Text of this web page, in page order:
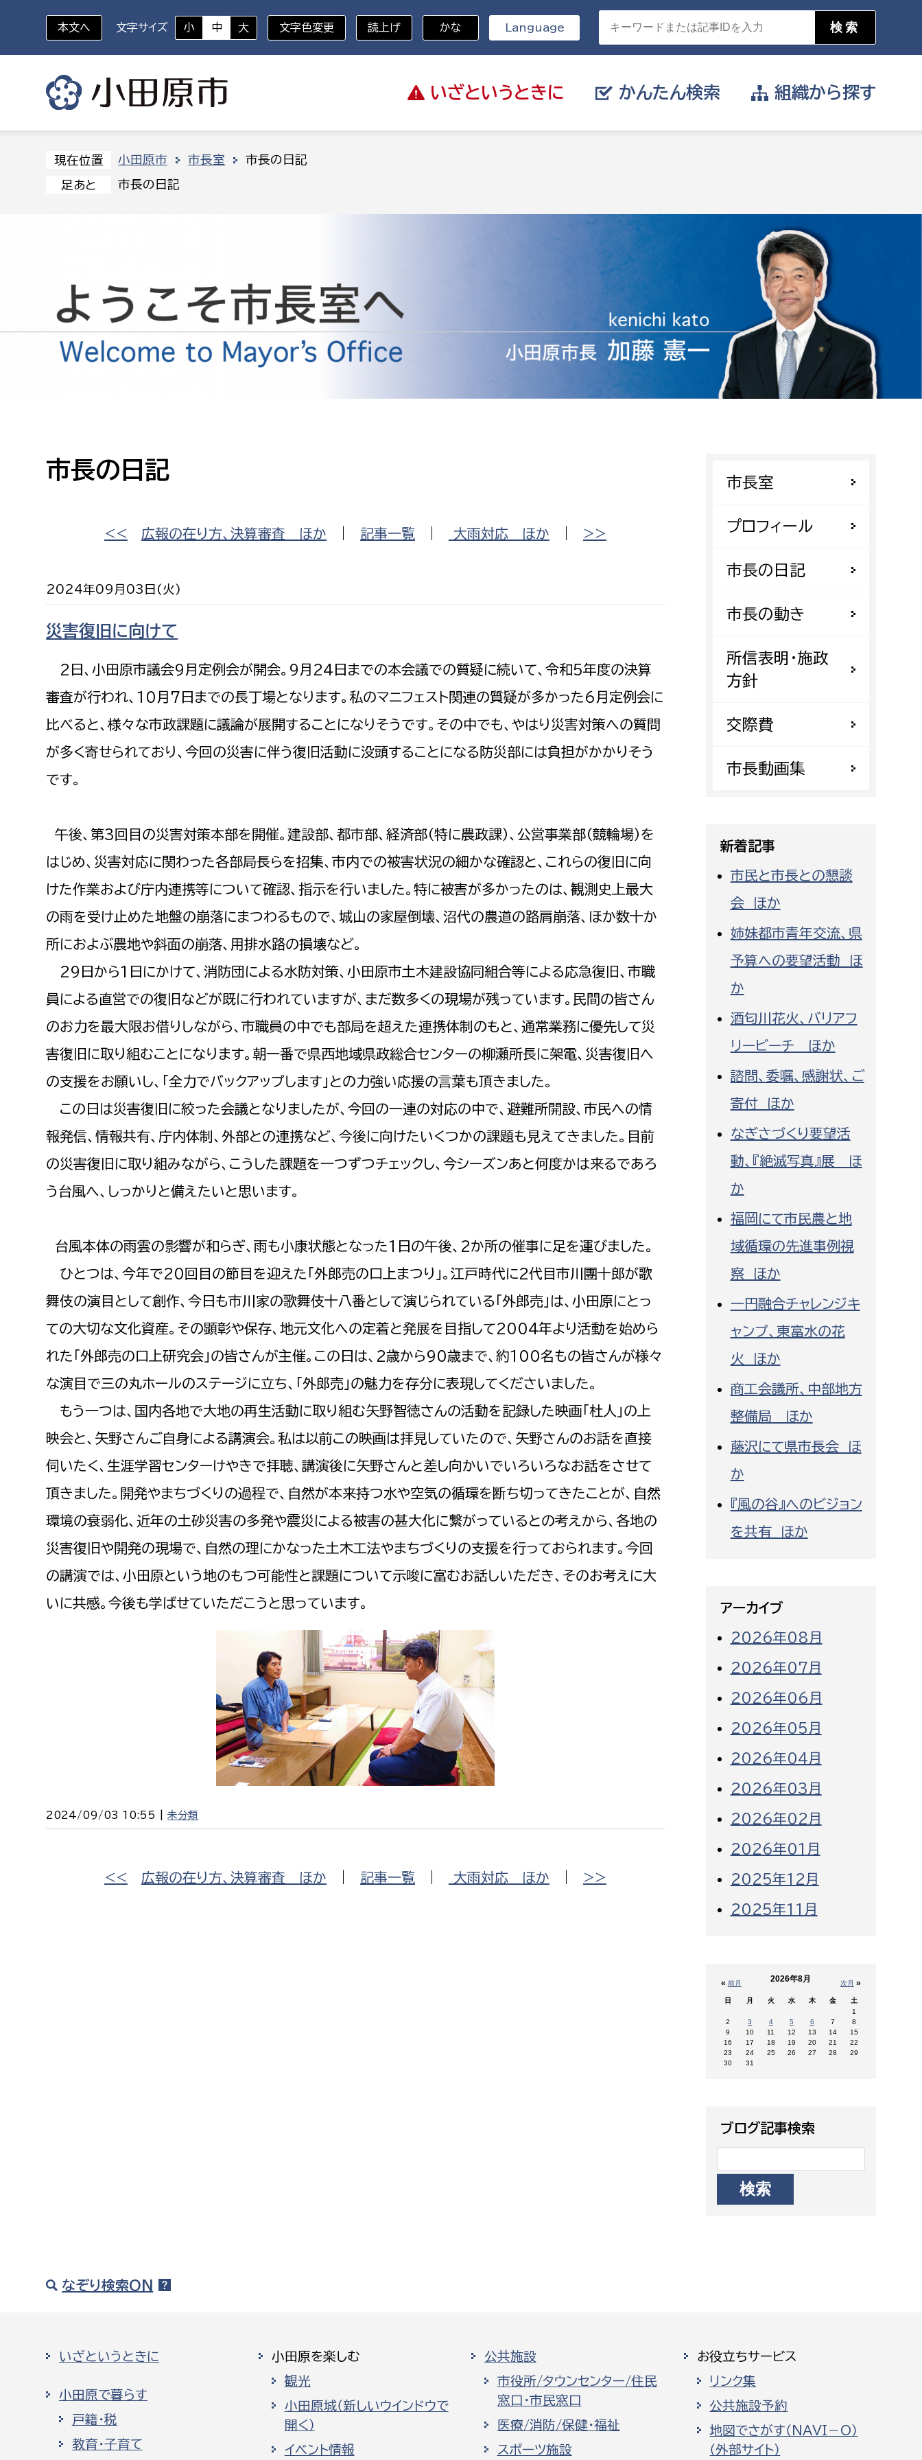
いざと いうときに
いざというときに
防災・ハザードマップ 避難場所 消防
かんたん検索
対象者を選択
小・中学生
高校生・大学生など
若者
障がい者
労働者
ペット
防災・安全
福祉・健康
環境・エネルギー
文化・生涯学習
行政経営
病院
届け出や申請をしたい
証明書がほしい
相談をしたい
支払いをしたい
働きたい
小田原のことを知りたい
イベント・講座などに参加したい
まちづくりに関わりたい
組織から探す
組織から探す
部に属さない室
デジタル推進課
市民税課
地域安全課
スポーツ課
環境保護課
福祉健康部
福祉政策課
高齢介護課
障がい福祉課
保険課
健康づくり課
保育課
農政課
水産海浜課
都市計画課
地域交通課
開発審査課
建設部
国県事業推進課
土木管理課
道水路整備課
みどり公園課
建築課
病院管理局：経営管理課
病院管理局：施設用度課
病院管理局：医事課
予防課
情報司令課
消防課
警防第1課
警防第2課
上下水道局
経営総務課
給排水業務課
水道整備課
教育部
教育総務課
保健給食課
教育指導課
選挙管理委員会事務局
選挙管理委員会事務局
監査事務局
監査事務局
農業委員会事務局 議会局
本文へ 文字サイズ 小 中 大 文字色変更 読上げ かな Language
現在位置 小田原市 市長室 市長の日記
足あと 市長の日記
市長の日記
<< 広報の在り方、決算審査 ほか 記事一覧| 大雨対応 ほか >>
2024年09月03日(火)
災害復旧に向けて
2日、小田原市議会9月定例会が開会。9月24日までの本会議での質疑に続いて、令和5年度の決算
審査が行われ、10月7日までの長丁場となります。私のマニフェスト関連の質疑が多かった6月定例会に
比べると、様々な市政課題に議論が展開することになりそうです。その中でも、やはり災害対策への質問
が多く寄せられており、今回の災害に伴う復旧活動に没頭することになる防災部には負担がかかりそう
です。
午後、第3回目の災害対策本部を開催。建設部、都市部、経済部（特に農政課）、公営事業部（競輪場）を
はじめ、災害対応に関わった各部局長らを招集、市内での被害状況の細かな確認と、これらの復旧に向
けた作業および庁内連携等について確認、指示を行いました。特に被害が多かったのは、観測史上最大
の雨を受け止めた地盤の崩落にまつわるもので、城山の家屋倒壊、沼代の農道の路肩崩落、ほか数十か
所におよぶ農地や斜面の崩落、用排水路の損壊など。
29日から1日にかけて、消防団による水防対策、小田原市土木建設協同組合等による応急復旧、市職
員による直営での復旧などが既に行われていますが、まだ数多くの現場が残っています。民間の皆さん
のお力を最大限お借りしながら、市職員の中でも部局を超えた連携体制のもと、通常業務に優先して災
害復旧に取り組むことになります。朝一番で県西地域県政総合センターの柳瀬所長に架電、災害復旧へ
の支援をお願いし、「全力でバックアップします」との力強い応援の言葉も頂きました。
この日は災害復旧に絞った会議となりましたが、今回の一連の対応の中で、避難所開設、市民への情
報発信、情報共有、庁内体制、外部との連携など、今後に向けたいくつかの課題も見えてきました。目前
の災害復旧に取り組みながら、こうした課題を一つずつチェックし、今シーズンあと何度かは来るであろ
う台風へ、しっかりと備えたいと思います。
台風本体の雨雲の影響が和らぎ、雨も小康状態となった1日の午後、2か所の催事に足を運びました。
ひとつは、今年で20回目の節目を迎えた「外郎売の口上まつり」。江戸時代に2代目市川團十郎が歌
舞伎の演目として創作、今日も市川家の歌舞伎十八番として演じられている「外郎売」は、小田原にとっ
ての大切な文化資産。その顕彰や保存、地元文化への定着と発展を目指して2004年より活動を始めら
れた「外郎売の口上研究会」の皆さんが主催。この日は、2歳から90歳まで、約100名もの皆さんが様々
な演目で三の丸ホールのステージに立ち、「外郎売」の魅力を存分に表現してくださいました。
​​​​​​​ もう一つは、国内各地で大地の再生活動に取り組む矢野智徳さんの活動を記録した映画「杜人」の上
映会と、矢野さんご自身による講演会。私は以前この映画は拝見していたので、矢野さんのお話を直接
伺いたく、生涯学習センターけやきで拝聴、講演後に矢野さんと差し向かいでいろいろなお話をさせて
頂きました。開発やまちづくりの過程で、自然が本来持つ水や空気の循環を断ち切ってきたことが、自然
環境の衰弱化、近年の土砂災害の多発や震災による被害の甚大化に繋がっているとの考えから、各地の
災害復旧や開発の現場で、自然の理にかなった土木工法やまちづくりの支援を行っておられます。今回
の講演では、小田原という地のもつ可能性と課題について示唆に富むお話しいただき、そのお考えに大
いに共感。今後も学ばせていただこうと思っています。
2024/09/03 10:55 |未分類
<< 広報の在り方、決算審査 ほか 記事一覧| 大雨対応 ほか >>
市長室
プロフィール
市長の日記
市長の動き
所信表明・施政
方針
交際費
市長動画集
新着記事
市民と市長との懇談
会 ほか
姉妹都市青年交流、県
予算への要望活動 ほ
か
酒匂川花火、バリアフ
リービーチ ほか
諮問、委嘱、感謝状、ご
寄付 ほか
なぎさづくり要望活
動、『絶滅写真』展 ほ
か
福岡にて市民農と地
域循環の先進事例視
察 ほか
一円融合チャレンジキ
ャンプ、東富水の花
火 ほか
商工会議所、中部地方
整備局 ほか
藤沢にて県市長会 ほ
か
『風の谷』へのビジョン
を共有 ほか
アーカイブ
2026年08月
2026年07月
2026年06月
2026年05月
2026年04月
2026年03月
2026年02月
2026年01月
2025年12月
2025年11月
« 前月 次月 »
2026年8月
日 月 火 水 木 金
土
1
2
3 4 5 6 7
8
9
10 11 12 13 14
15
16
17 18 19 20 21
22
23
24 25 26 27 28
29
30
31
ブログ記事検索
なぞり検索ON
いざというときに
小田原で暮らす
戸籍・税
教育・子育て
小田原を楽しむ
観光
小田原城（新しいウインドウで
開く）
イベント情報
公共施設
市役所/タウンセンター/住民
窓口・市民窓口
医療/消防/保健・福祉
スポーツ施設
お役立ちサービス
リンク集
公共施設予約
地図でさがす（NAVI－O）
（外部サイト）